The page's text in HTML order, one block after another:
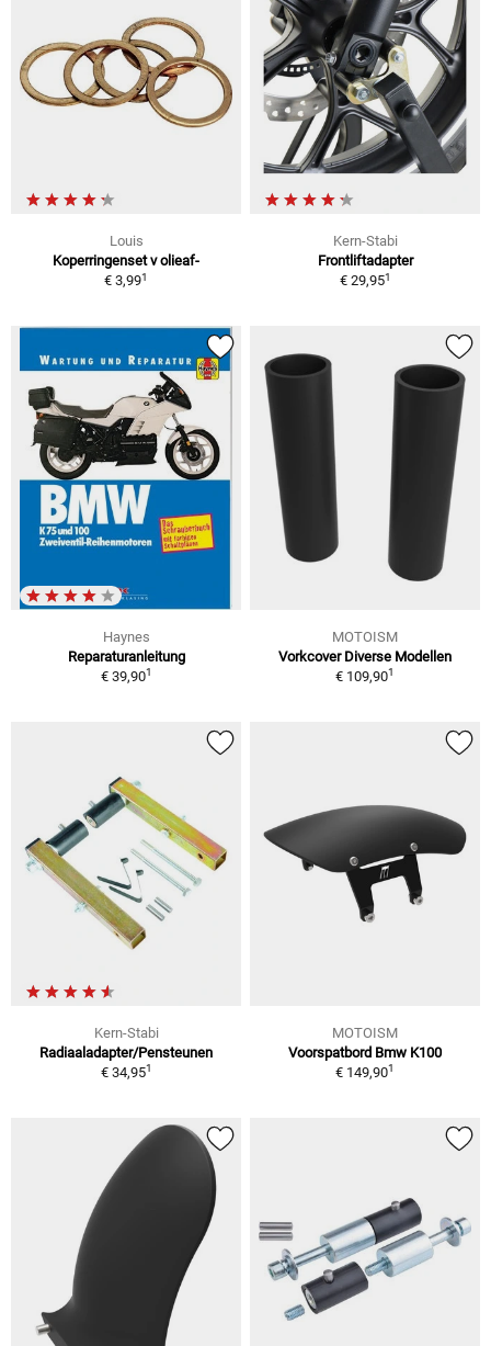
Louis
Koperringenset v olieaf-
€ 3,991
Kern-Stabi
Frontliftadapter
€ 29,951
Haynes
Reparaturanleitung
€ 39,901
MOTOISM
Vorkcover Diverse Modellen
€ 109,901
Kern-Stabi
Radiaaladapter/Pensteunen
€ 34,951
MOTOISM
Voorspatbord Bmw K100
€ 149,901